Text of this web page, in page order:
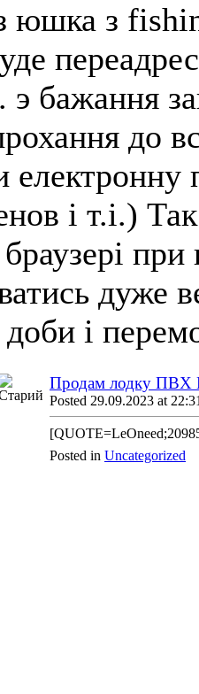
юшка з
э бажання
до
і т.і.)
і
Продам лодку ПВХ
Posted 29.09.2023 at
Posted in Uncategorized